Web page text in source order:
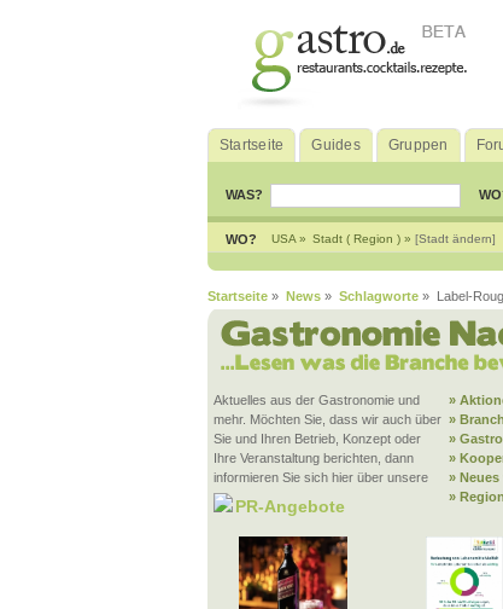
Startseite Guides Gruppen
WAS?
WO? USA » Stadt ( Region ) » [Stadt ändern]
Startseite » News » Schlagworte » Label-
Aktuelles aus der Gastronomie und
mehr. Möchten Sie, dass wir auch über
Sie und Ihren Betrieb, Konzept oder
Ihre Veranstaltung berichten, dann
informieren Sie sich hier über unsere
PR-Angebote
»
»
»
»
»
»